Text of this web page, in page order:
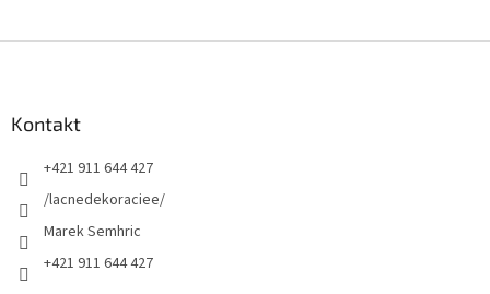
Kontakt
+421 911 644 427
/lacnedekoraciee/
Marek Semhric
+421 911 644 427